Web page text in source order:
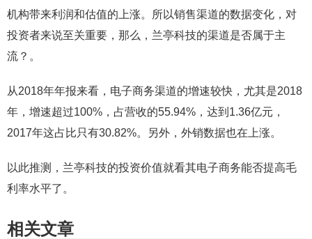
机构带来利润和估值的上涨。所以销售渠道的数据变化，对
投资者来说至关重要，那么，兰亭科技的渠道是否属于主
流？。
从2018年年报来看，电子商务渠道的增速较快，尤其是2018
年，增速超过100%，占营收的55.94%，达到1.36亿元，
2017年这占比只有30.82%。另外，外销数据也在上涨。
以此推测，兰亭科技的投资价值就看其电子商务能否提高毛
利率水平了。
相关文章